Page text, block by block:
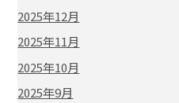
2025年12月
2025年11月
2025年10月
2025年9月